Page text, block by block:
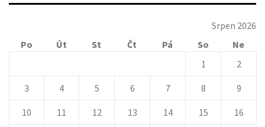
Srpen 2026
Po
Út St Čt Pá So
Ne
1
2
3 4 5 6 7 8 9
10 11 12 13 14 15 16